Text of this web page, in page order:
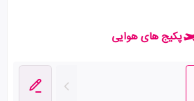
پکیج های هوایی